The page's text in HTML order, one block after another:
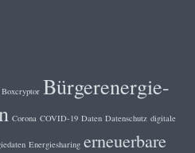
Boxcryptor Bürgerenergie-
Corona COVID-19 Daten Datenschutz digitale
Energiesharing erneuerbare